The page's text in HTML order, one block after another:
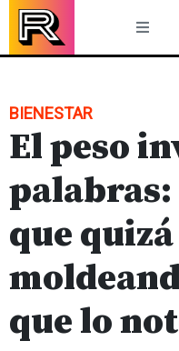
Skip
content
BIENESTAR
El peso
que
que lo